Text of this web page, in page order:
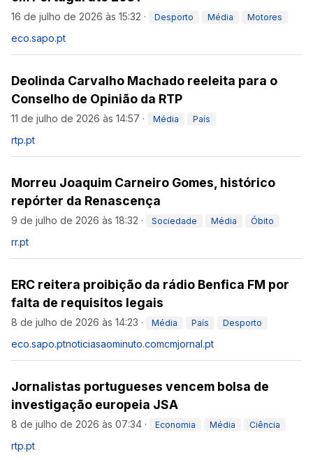
16 de julho de 2026 às 15:32 · Desporto Média Motores
eco.sapo.pt
Deolinda Carvalho Machado reeleita para o
Conselho de Opinião da RTP
11 de julho de 2026 às 14:57 · Média País
rtp.pt
Morreu Joaquim Carneiro Gomes, histórico
repórter da Renascença
9 de julho de 2026 às 18:32 · Sociedade Média Óbito
rr.pt
ERC reitera proibição da rádio Benfica FM por
falta de requisitos legais
8 de julho de 2026 às 14:23 · Média País Desporto
eco.sapo.ptnoticiasaominuto.comcmjornal.pt
Jornalistas portugueses vencem bolsa de
investigação europeia JSA
8 de julho de 2026 às 07:34 · Economia Média Ciência
rtp.pt